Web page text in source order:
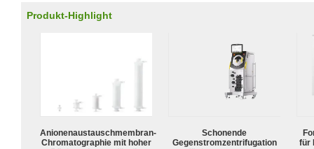
Produkt-Highlight
Anionenaustauschmembran-
Chromatographie mit hoher
Schonende
Gegenstromzentrifugation
für